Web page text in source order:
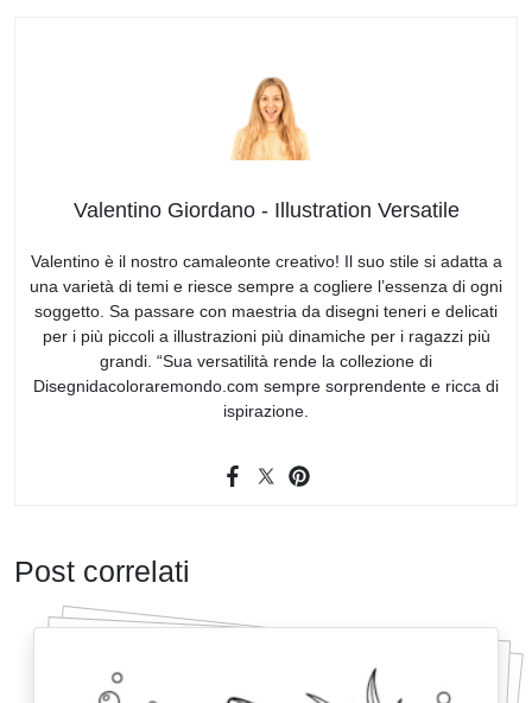
Valentino Giordano - Illustration Versatile
Valentino è il nostro camaleonte creativo! Il suo stile si adatta a
una varietà di temi e riesce sempre a cogliere l’essenza di ogni
soggetto. Sa passare con maestria da disegni teneri e delicati
per i più piccoli a illustrazioni più dinamiche per i ragazzi più
grandi. “Sua versatilità rende la collezione di
Disegnidacoloraremondo.com sempre sorprendente e ricca di
ispirazione.
Post correlati